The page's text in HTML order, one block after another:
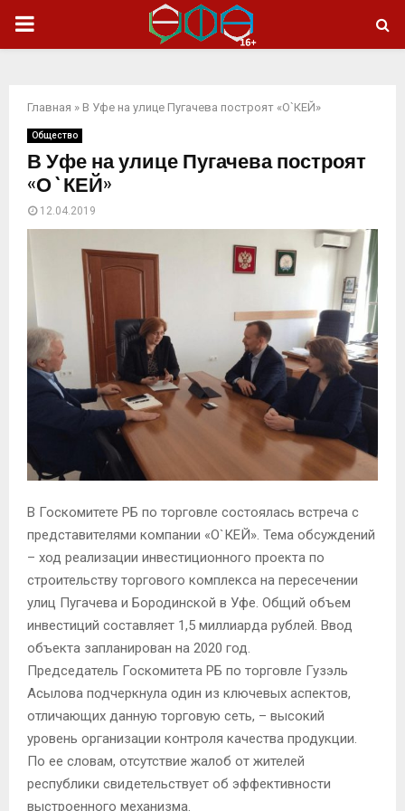
ОСНОВНОЕ
Главная » В Уфе на улице Пугачева построят «О`КЕЙ»
Общество
В Уфе на улице Пугачева построят
«О`КЕЙ»
12.04.2019
В Госкомитете РБ по торговле состоялась встреча с
представителями компании «О`КЕЙ». Тема обсуждений
– ход реализации инвестиционного проекта по
строительству торгового комплекса на пересечении
улиц Пугачева и Бородинской в Уфе. Общий объем
инвестиций составляет 1,5 миллиарда рублей. Ввод
объекта запланирован на 2020 год.
Председатель Госкомитета РБ по торговле Гузэль
Асылова подчеркнула один из ключевых аспектов,
отличающих данную торговую сеть, – высокий
уровень организации контроля качества продукции.
По ее словам, отсутствие жалоб от жителей
республики свидетельствует об эффективности
выстроенного механизма.